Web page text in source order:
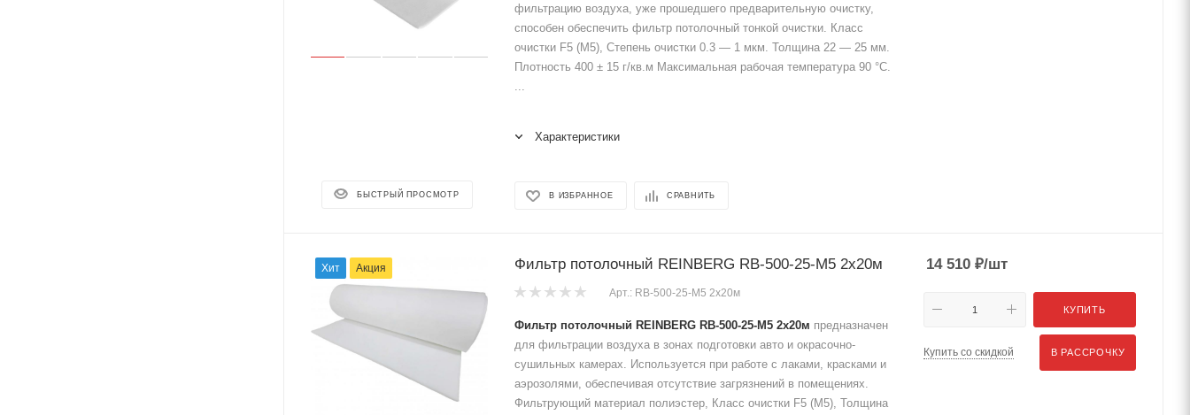
БЫСТРЫЙ ПРОСМОТР
фильтрацию воздуха, уже прошедшего предварительную очистку,
способен обеспечить фильтр потолочный тонкой очистки. Класс
очистки F5 (M5), Степень очистки 0.3 — 1 мкм. Толщина 22 — 25 мм.
Плотность 400 ± 15 г/кв.м Максимальная рабочая температура 90 °C.
Характеристики
В ИЗБРАННОЕ СРАВНИТЬ
Хит Акция Фильтр потолочный REINBERG RB-500-25-М5 2x20м
Арт.: RB-500-25-М5 2x20м
Фильтр потолочный REINBERG RB-500-25-М5 2x20м предназначен
для фильтрации воздуха в зонах подготовки авто и окрасочно-
сушильных камерах. Используется при работе с лаками, красками и
аэрозолями, обеспечивая отсутствие загрязнений в помещениях.
Фильтрующий материал полиэстер, Класс очистки F5 (M5), Толщина
14 510 ₽/шт
КУПИТЬ
Купить со скидкой В РАССРОЧКУ